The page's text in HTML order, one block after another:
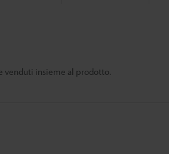
venduti insieme al prodotto.